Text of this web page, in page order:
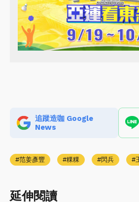
追蹤造咖 Google
News
范姜彥豐 粿粿 閃兵
延伸閱讀